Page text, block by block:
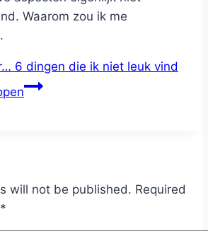
Waarom zou ik me
6 dingen die ik niet leuk vind
will not be published. Required
*